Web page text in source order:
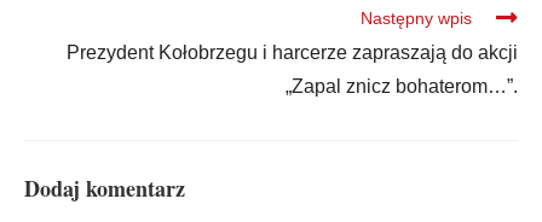
Następny wpis
Prezydent Kołobrzegu i harcerze zapraszają do akcji
„Zapal znicz bohaterom…”.
Dodaj komentarz